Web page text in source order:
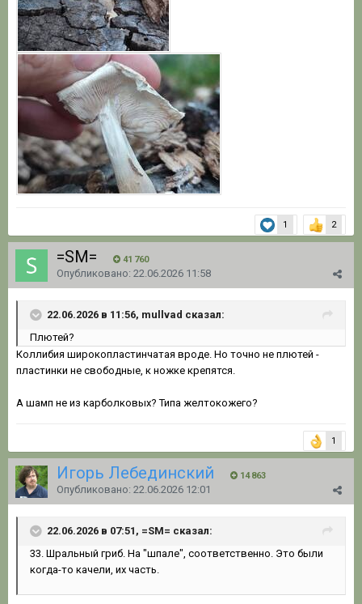
1 2
=SM= 41 760
Опубликовано: 22.06.2026 11:58
22.06.2026 в 11:56, mullvad сказал:
Плютей?
Коллибия широкопластинчатая вроде. Но точно не плютей -
пластинки не свободные, к ножке крепятся.
А шамп не из карболковых? Типа желтокожего?
1
Игорь Лебединский 14 863
Опубликовано: 22.06.2026 12:01
22.06.2026 в 07:51, =SM= сказал:
33. Шральный гриб. На "шпале", соответственно. Это были
когда-то качели, их часть.